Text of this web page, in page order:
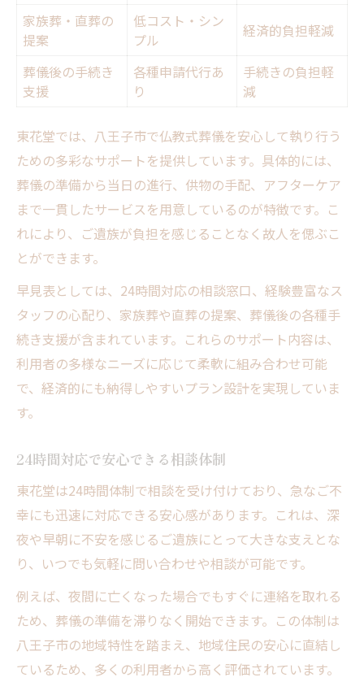
家族葬・直葬の
提案
低コスト・シン
プル
経済的負担軽減
葬儀後の手続き
支援
各種申請代行あ
り
手続きの負担軽
減
東花堂では、八王子市で仏教式葬儀を安心して執り行う
ための多彩なサポートを提供しています。具体的には、
葬儀の準備から当日の進行、供物の手配、アフターケア
まで一貫したサービスを用意しているのが特徴です。こ
れにより、ご遺族が負担を感じることなく故人を偲ぶこ
とができます。
早見表としては、24時間対応の相談窓口、経験豊富なス
タッフの心配り、家族葬や直葬の提案、葬儀後の各種手
続き支援が含まれています。これらのサポート内容は、
利用者の多様なニーズに応じて柔軟に組み合わせ可能
で、経済的にも納得しやすいプラン設計を実現していま
す。
24時間対応で安心できる相談体制
東花堂は24時間体制で相談を受け付けており、急なご不
幸にも迅速に対応できる安心感があります。これは、深
夜や早朝に不安を感じるご遺族にとって大きな支えとな
り、いつでも気軽に問い合わせや相談が可能です。
例えば、夜間に亡くなった場合でもすぐに連絡を取れる
ため、葬儀の準備を滞りなく開始できます。この体制は
八王子市の地域特性を踏まえ、地域住民の安心に直結し
ているため、多くの利用者から高く評価されています。